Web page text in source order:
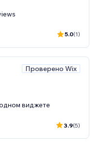
5.0(1)
Проверено Wix
виджете
3.9(5)